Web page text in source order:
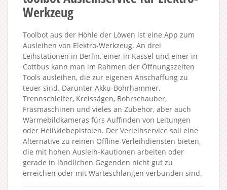
Werkzeug
Toolbot aus der Höhle der Löwen ist eine App zum
Ausleihen von Elektro-Werkzeug. An drei
Leihstationen in Berlin, einer in Kassel und einer in
Cottbus kann man im Rahmen der Öffnungszeiten
Tools ausleihen, die zur eigenen Anschaffung zu
teuer sind. Darunter Akku-Bohrhammer,
Trennschleifer, Kreissägen, Bohrschauber,
Fräsmaschinen und vieles an Zubehör, aber auch
Wärmebildkameras fürs Auffinden von Leitungen
oder Heißklebepistolen. Der Verleihservice soll eine
Alternative zu reinen Offline-Verleihdiensten bieten,
die mit hohen Ausleih-Kautionen arbeiten oder
gerade in ländlichen Gegenden nicht gut zu
erreichen oder mit Warteschlangen verbunden sind.